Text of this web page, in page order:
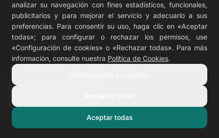
Hoteles para familias
Hoteles pet friendly
Hoteles solo para adultos
analizar su navegación con fines estadísticos, funcionales,
publicitarios y para mejorar el servicio y adecuarlo a sus
preferencias. Para consentir su uso, haga clic en «Aceptar
todas»; para configurar o rechazar los permisos, use
«Configuración de cookies» o «Rechazar todas». Para más
información, consulte nuestra Política de Cookies.
Aceptar todas